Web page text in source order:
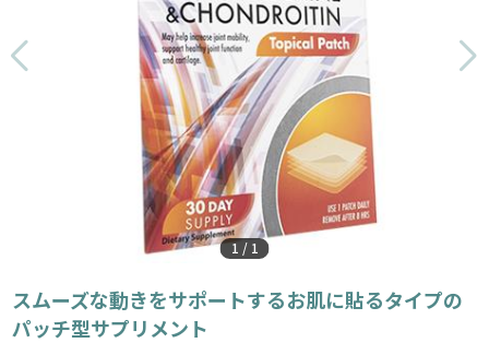
1 / 1
スムーズな動きをサポートするお肌に貼るタイプの
パッチ型サプリメント